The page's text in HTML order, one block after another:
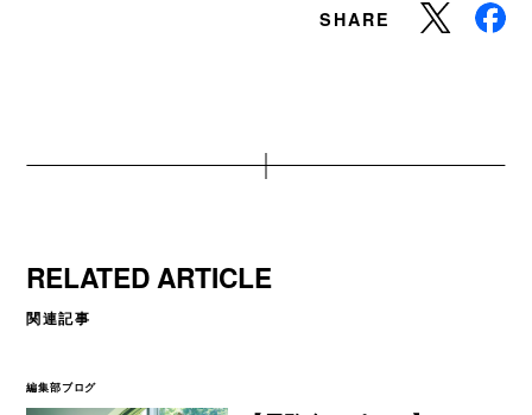
SHARE
RELATED ARTICLE
関連記事
編集部ブログ